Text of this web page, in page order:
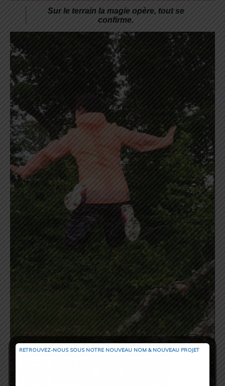
Sur le terrain la magie opère, tout se
confirme.
RETROUVEZ-NOUS SOUS NOTRE NOUVEAU NOM & NOUVEAU PROJET